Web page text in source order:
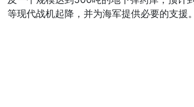
等现代战机起降，并为海军提供必要的支援。